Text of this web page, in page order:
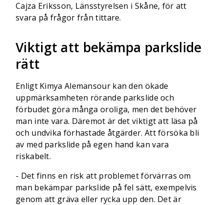
Cajza Eriksson, Länsstyrelsen i Skåne, för att
svara på frågor från tittare.
Viktigt att bekämpa parkslide
rätt
Enligt Kimya Alemansour kan den ökade
uppmärksamheten rörande parkslide och
förbudet göra många oroliga, men det behöver
man inte vara. Däremot är det viktigt att läsa på
och undvika förhastade åtgärder. Att försöka bli
av med parkslide på egen hand kan vara
riskabelt.
- Det finns en risk att problemet förvärras om
man bekämpar parkslide på fel sätt, exempelvis
genom att gräva eller rycka upp den. Det är